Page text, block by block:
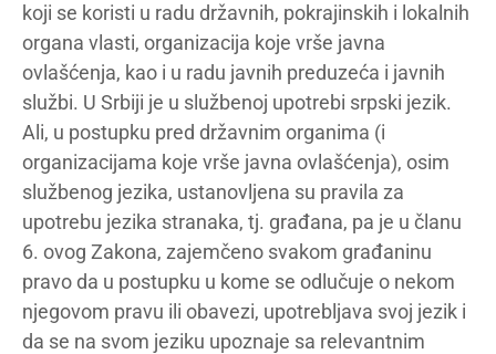
koji se koristi u radu državnih, pokrajinskih i lokalnih
organa vlasti, organizacija koje vrše javna
ovlašćenja, kao i u radu javnih preduzeća i javnih
službi. U Srbiji je u službenoj upotrebi srpski jezik.
Ali, u postupku pred državnim organima (i
organizacijama koje vrše javna ovlašćenja), osim
službenog jezika, ustanovljena su pravila za
upotrebu jezika stranaka, tj. građana, pa je u članu
6. ovog Zakona, zajemčeno svakom građaninu
pravo da u postupku u kome se odlučuje o nekom
njegovom pravu ili obavezi, upotrebljava svoj jezik i
da se na svom jeziku upoznaje sa relevantnim